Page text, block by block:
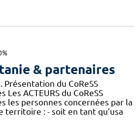
& partenaires
Présentation du CoReSS
Les ACTEURS du CoReSS
les personnes concernées par la
territoire : - soit en tant qu’usa